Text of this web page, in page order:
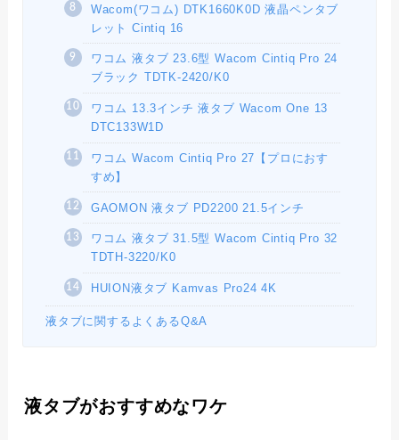
Wacom(ワコム) DTK1660K0D 液晶ペンタブ
レット Cintiq 16
ワコム 液タブ 23.6型 Wacom Cintiq Pro 24
ブラック TDTK-2420/K0
ワコム 13.3インチ 液タブ Wacom One 13
DTC133W1D
ワコム Wacom Cintiq Pro 27【プロにおす
すめ】
GAOMON 液タブ PD2200 21.5インチ
ワコム 液タブ 31.5型 Wacom Cintiq Pro 32
TDTH-3220/K0
HUION液タブ Kamvas Pro24 4K
液タブに関するよくあるQ&A
液タブがおすすめなワケ